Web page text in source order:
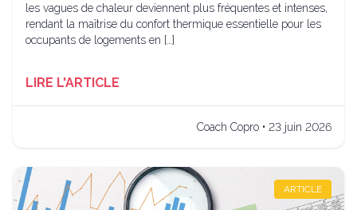
les vagues de chaleur deviennent plus fréquentes et intenses,
rendant la maîtrise du confort thermique essentielle pour les
occupants de logements en […]
LIRE L'ARTICLE
Coach Copro • 23 juin 2026
ARTICLE